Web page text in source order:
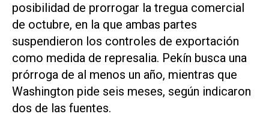
posibilidad de prorrogar la tregua comercial
de octubre, en la que ambas partes
suspendieron los controles de exportación
como medida de represalia. Pekín busca una
prórroga de al ‌menos un año, mientras ⁠que
Washington pide seis meses, según indicaron
dos de las fuentes.